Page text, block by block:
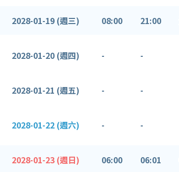
2028-01-19 (週三) 08:00 21:00
2028-01-20 (週四) - -
2028-01-21 (週五) - -
2028-01-22 (週六) - -
2028-01-23 (週日) 06:00 06:01